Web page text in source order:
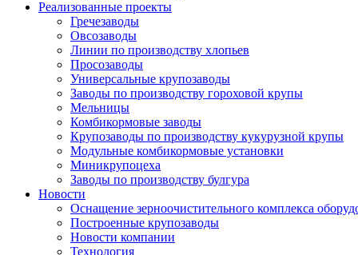
Реализованные проекты
Гречезаводы
Овсозаводы
Линии по производству хлопьев
Просозаводы
Универсальные крупозаводы
Заводы по производству гороховой крупы
Мельницы
Комбикормовые заводы
Крупозаводы по производству кукурузной крупы
Модульные комбикормовые установки
Миникрупоцеха
Заводы по производству булгура
Новости
Оснащение зерноочистительного комплекса
Построенные крупозаводы
Новости компании
Технология